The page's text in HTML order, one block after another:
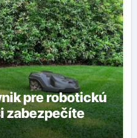
pre robotickú
zabezpečíte